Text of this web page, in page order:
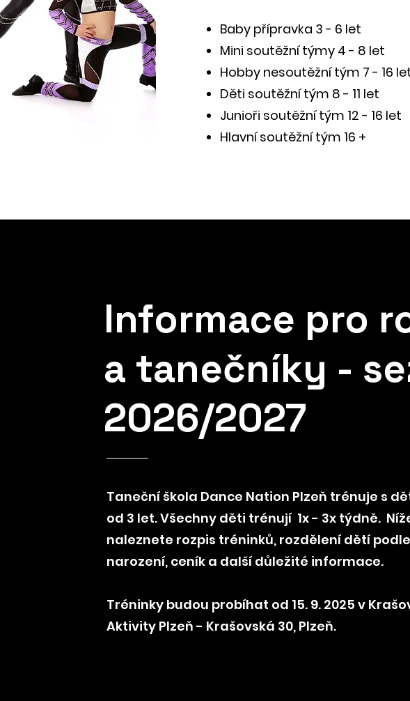
Baby přípravka 3 - 6 let
Mini soutěžní týmy 4 - 8 let
Hobby nesoutěžní tým 7 - 16
Děti soutěžní tým 8 - 11 let
Junioři soutěžní tým 12 - 16 let
Hlavní soutěžní tým 16 +
Informace pro
a tanečníky -
2026/2027
Taneční škola Dance Nation Plzeň trénuje s
od 3 let. Všechny děti trénují 1x - 3x týdně.
naleznete rozpis tréninků, rozdělení dětí
narození, ceník a další důležité informace.
Tréninky budou probíhat od 15. 9. 2025 v
Aktivity Plzeň - Krašovská 30, Plzeň.